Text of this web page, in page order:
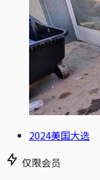
2024美国大选
仅限会员